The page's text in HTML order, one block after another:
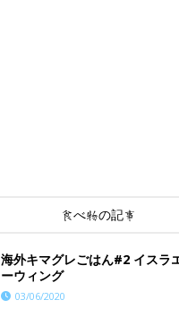
食べ物の記事
海外キマグレごはん#2 イスラ
ーウィング
03/06/2020